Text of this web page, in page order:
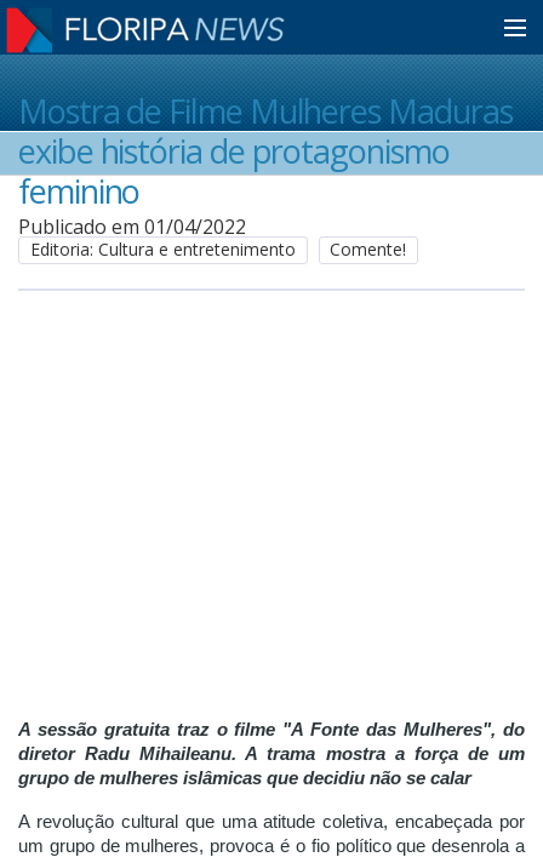
Home
Notícias
Colunistas
Anuncie
Fale Conosco
Mostra de Filme Mulheres Maduras
exibe história de protagonismo
feminino
Publicado em 01/04/2022
Editoria: Cultura e entretenimento Comente!
A sessão gratuita traz o filme "A Fonte das Mulheres", do
diretor Radu Mihaileanu. A trama mostra a força de um
grupo de mulheres islâmicas que decidiu não se calar
A revolução cultural que uma atitude coletiva, encabeçada por
um grupo de mulheres, provoca é o fio político que desenrola a